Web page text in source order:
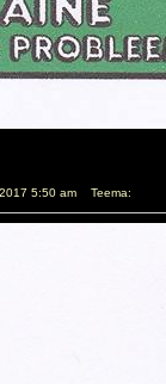
5:50 am Teema: